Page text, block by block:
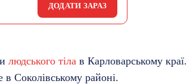
ДОДАТИ ЗАРАЗ
людського тіла в Карловарському краї.
Соколівському районі.